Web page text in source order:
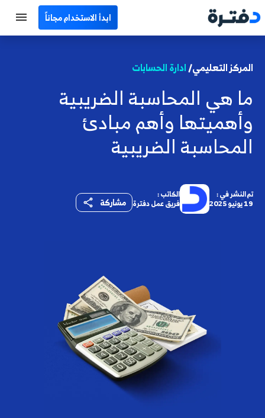
ابدأ الاستخدام مجاناً
جميع الأقسام
نماذج محاسبية
حاسبات
البرامج
المركز التعليمي/ادارة الحسابات
ما هي المحاسبة الضريبية
وأهميتها وأهم مبادئ
المحاسبة الضريبية
تم النشر في :
19 يونيو 2025
الكاتب :
فريق عمل دفترة مشاركة